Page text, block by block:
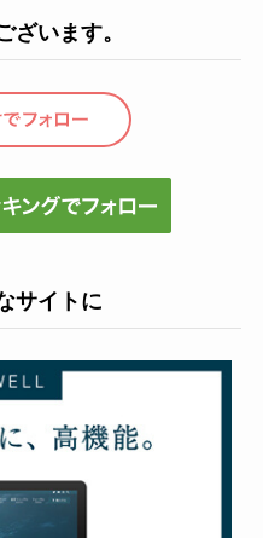
ざいます。
サイトに